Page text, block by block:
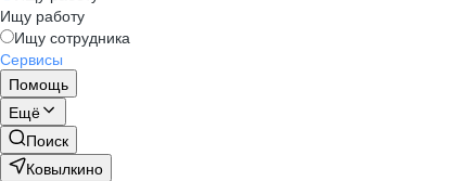
Ищу работу
Ищу сотрудника
Сервисы
Помощь
Ещё
Поиск
Ковылкино